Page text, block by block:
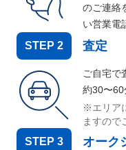
のご連絡
い営業電
STEP 2 査定
ご自宅で
約30〜60
※エリア
ますので
STEP 3 オーク